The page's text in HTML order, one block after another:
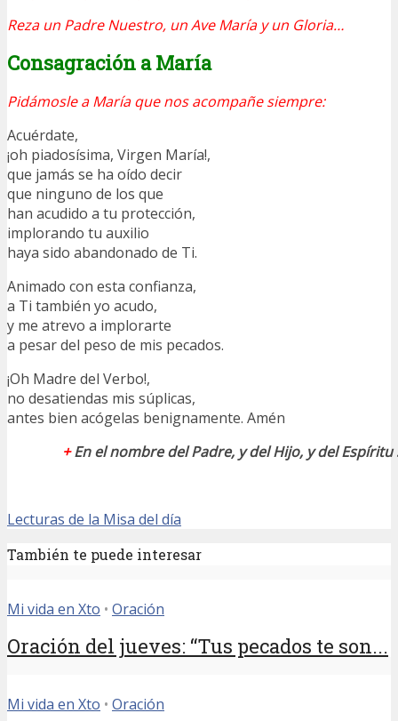
Reza un Padre Nuestro, un Ave María y un Gloria…
Consagración a María
Pidámosle a María que nos acompañe siempre:
Acuérdate,
¡oh piadosísima, Virgen María!,
que jamás se ha oído decir
que ninguno de los que
han acudido a tu protección,
implorando tu auxilio
haya sido abandonado de Ti.
Animado con esta confianza,
a Ti también yo acudo,
y me atrevo a implorarte
a pesar del peso de mis pecados.
¡Oh Madre del Verbo!,
no desatiendas mis súplicas,
antes bien acógelas benignamente. Amén
+En el nombre del Padre, y del Hijo, y del Espíritu
Lecturas de la Misa del día
También te puede interesar
Mi vida en Xto • Oración
Oración del jueves: “Tus pecados te son...
Mi vida en Xto • Oración